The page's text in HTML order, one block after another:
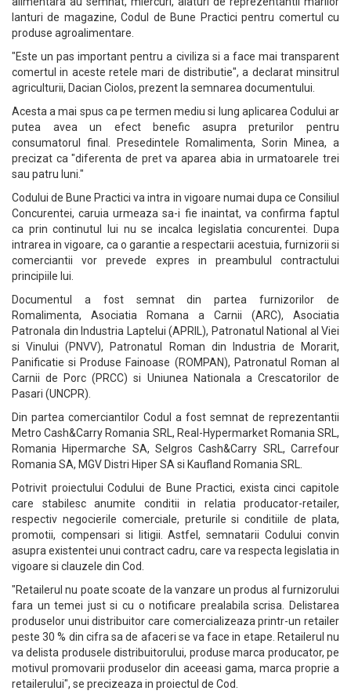
lanturi de magazine, Codul de Bune Practici pentru comertul cu
produse agroalimentare.
"Este un pas important pentru a civiliza si a face mai transparent
comertul in aceste retele mari de distributie", a declarat minsitrul
agriculturii, Dacian Ciolos, prezent la semnarea documentului.
Acesta a mai spus ca pe termen mediu si lung aplicarea Codului ar
putea avea un efect benefic asupra preturilor pentru
consumatorul final. Presedintele Romalimenta, Sorin Minea, a
precizat ca "diferenta de pret va aparea abia in urmatoarele trei
sau patru luni."
Codului de Bune Practici va intra in vigoare numai dupa ce Consiliul
Concurentei, caruia urmeaza sa-i fie inaintat, va confirma faptul
ca prin continutul lui nu se incalca legislatia concurentei. Dupa
intrarea in vigoare, ca o garantie a respectarii acestuia, furnizorii si
comerciantii vor prevede expres in preambulul contractului
principiile lui.
Documentul a fost semnat din partea furnizorilor de
Romalimenta, Asociatia Romana a Carnii (ARC), Asociatia
Patronala din Industria Laptelui (APRIL), Patronatul National al Viei
si Vinului (PNVV), Patronatul Roman din Industria de Morarit,
Panificatie si Produse Fainoase (ROMPAN), Patronatul Roman al
Carnii de Porc (PRCC) si Uniunea Nationala a Crescatorilor de
Pasari (UNCPR).
Din partea comerciantilor Codul a fost semnat de reprezentantii
Metro Cash&Carry Romania SRL, Real-Hypermarket Romania SRL,
Romania Hipermarche SA, Selgros Cash&Carry SRL, Carrefour
Romania SA, MGV Distri Hiper SA si Kaufland Romania SRL.
Potrivit proiectului Codului de Bune Practici, exista cinci capitole
care stabilesc anumite conditii in relatia producator-retailer,
respectiv negocierile comerciale, preturile si conditiile de plata,
promotii, compensari si litigii. Astfel, semnatarii Codului convin
asupra existentei unui contract cadru, care va respecta legislatia in
vigoare si clauzele din Cod.
"Retailerul nu poate scoate de la vanzare un produs al furnizorului
fara un temei just si cu o notificare prealabila scrisa. Delistarea
produselor unui distribuitor care comercializeaza printr-un retailer
peste 30 % din cifra sa de afaceri se va face in etape. Retailerul nu
va delista produsele distribuitorului, produse marca producator, pe
motivul promovarii produselor din aceeasi gama, marca proprie a
retailerului", se precizeaza in proiectul de Cod.